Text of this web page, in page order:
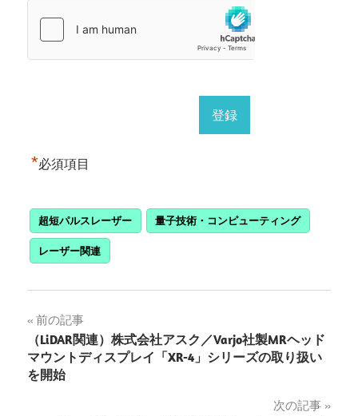
*必須項目
超短パルスレーザー
量子技術・コンピューティング
レーザー関連
投
稿
ナ
前の記事
（LiDAR関連）株式会社アスク／Varjo社製MRヘッド
マウントディスプレイ「XR-4」シリーズの取り扱い
を開始
次の記事